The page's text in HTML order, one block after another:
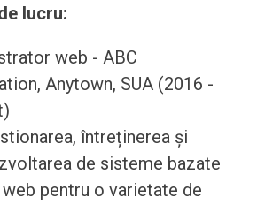
lucru:
web - ABC
Anytown, SUA (2016 -
întreținerea și
de sisteme bazate
pentru o varietate de